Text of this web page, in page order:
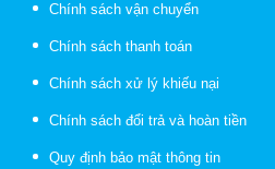
Chính sách vận chuyển
Chính sách thanh toán
Chính sách xử lý khiếu nại
Chính sách đổi trả và hoàn tiền
Quy định bảo mật thông tin